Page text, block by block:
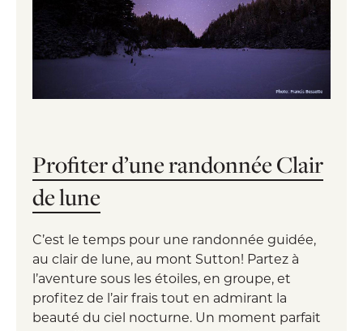
Profiter d’une randonnée Clair
de lune
C’est le temps pour une randonnée guidée,
au clair de lune, au mont Sutton! Partez à
l’aventure sous les étoiles, en groupe, et
profitez de l’air frais tout en admirant la
beauté du ciel nocturne. Un moment parfait